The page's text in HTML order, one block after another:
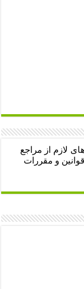
لازم از مراجع
و مقررات